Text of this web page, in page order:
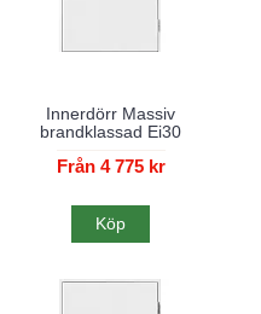
Innerdörr Massiv
brandklassad Ei30
Från 4 775 kr
Köp